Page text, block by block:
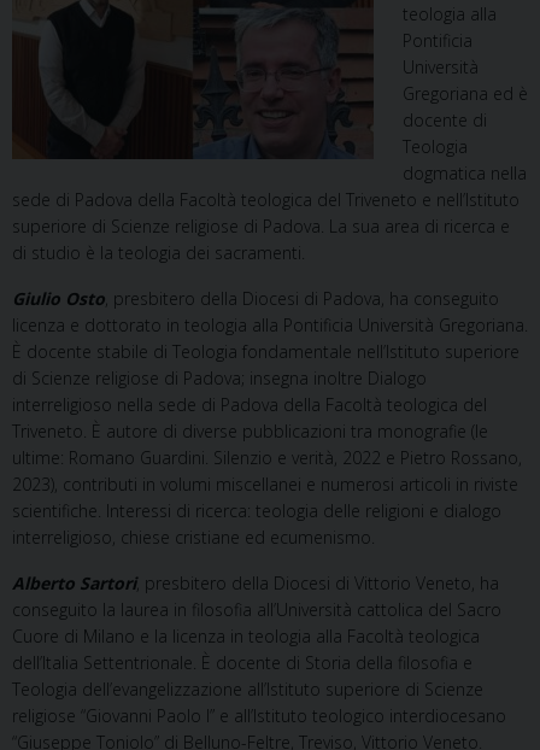
teologia alla
Pontificia
Università
Gregoriana ed è
docente di
Teologia
dogmatica nella
sede di Padova della Facoltà teologica del Triveneto e nell’Istituto
superiore di Scienze religiose di Padova. La sua area di ricerca e
di studio è la teologia dei sacramenti.
Giulio Osto, presbitero della Diocesi di Padova, ha conseguito
licenza e dottorato in teologia alla Pontificia Università Gregoriana.
È docente stabile di Teologia fondamentale nell’Istituto superiore
di Scienze religiose di Padova; insegna inoltre Dialogo
interreligioso nella sede di Padova della Facoltà teologica del
Triveneto. È autore di diverse pubblicazioni tra monografie (le
ultime: Romano Guardini. Silenzio e verità, 2022 e Pietro Rossano,
2023), contributi in volumi miscellanei e numerosi articoli in riviste
scientifiche. Interessi di ricerca: teologia delle religioni e dialogo
interreligioso, chiese cristiane ed ecumenismo.
Alberto Sartori, presbitero della Diocesi di Vittorio Veneto, ha
conseguito la laurea in filosofia all’Università cattolica del Sacro
Cuore di Milano e la licenza in teologia alla Facoltà teologica
dell’Italia Settentrionale. È docente di Storia della filosofia e
Teologia dell’evangelizzazione all’Istituto superiore di Scienze
religiose “Giovanni Paolo I” e all’Istituto teologico interdiocesano
“Giuseppe Toniolo” di Belluno-Feltre, Treviso, Vittorio Veneto.